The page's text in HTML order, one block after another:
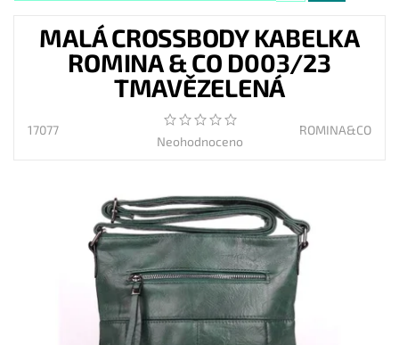
MALÁ CROSSBODY KABELKA
ROMINA & CO D003/23
TMAVĚZELENÁ
17077
Neohodnoceno
ROMINA&CO